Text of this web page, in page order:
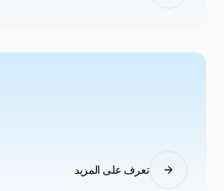
تعرف على المزيد